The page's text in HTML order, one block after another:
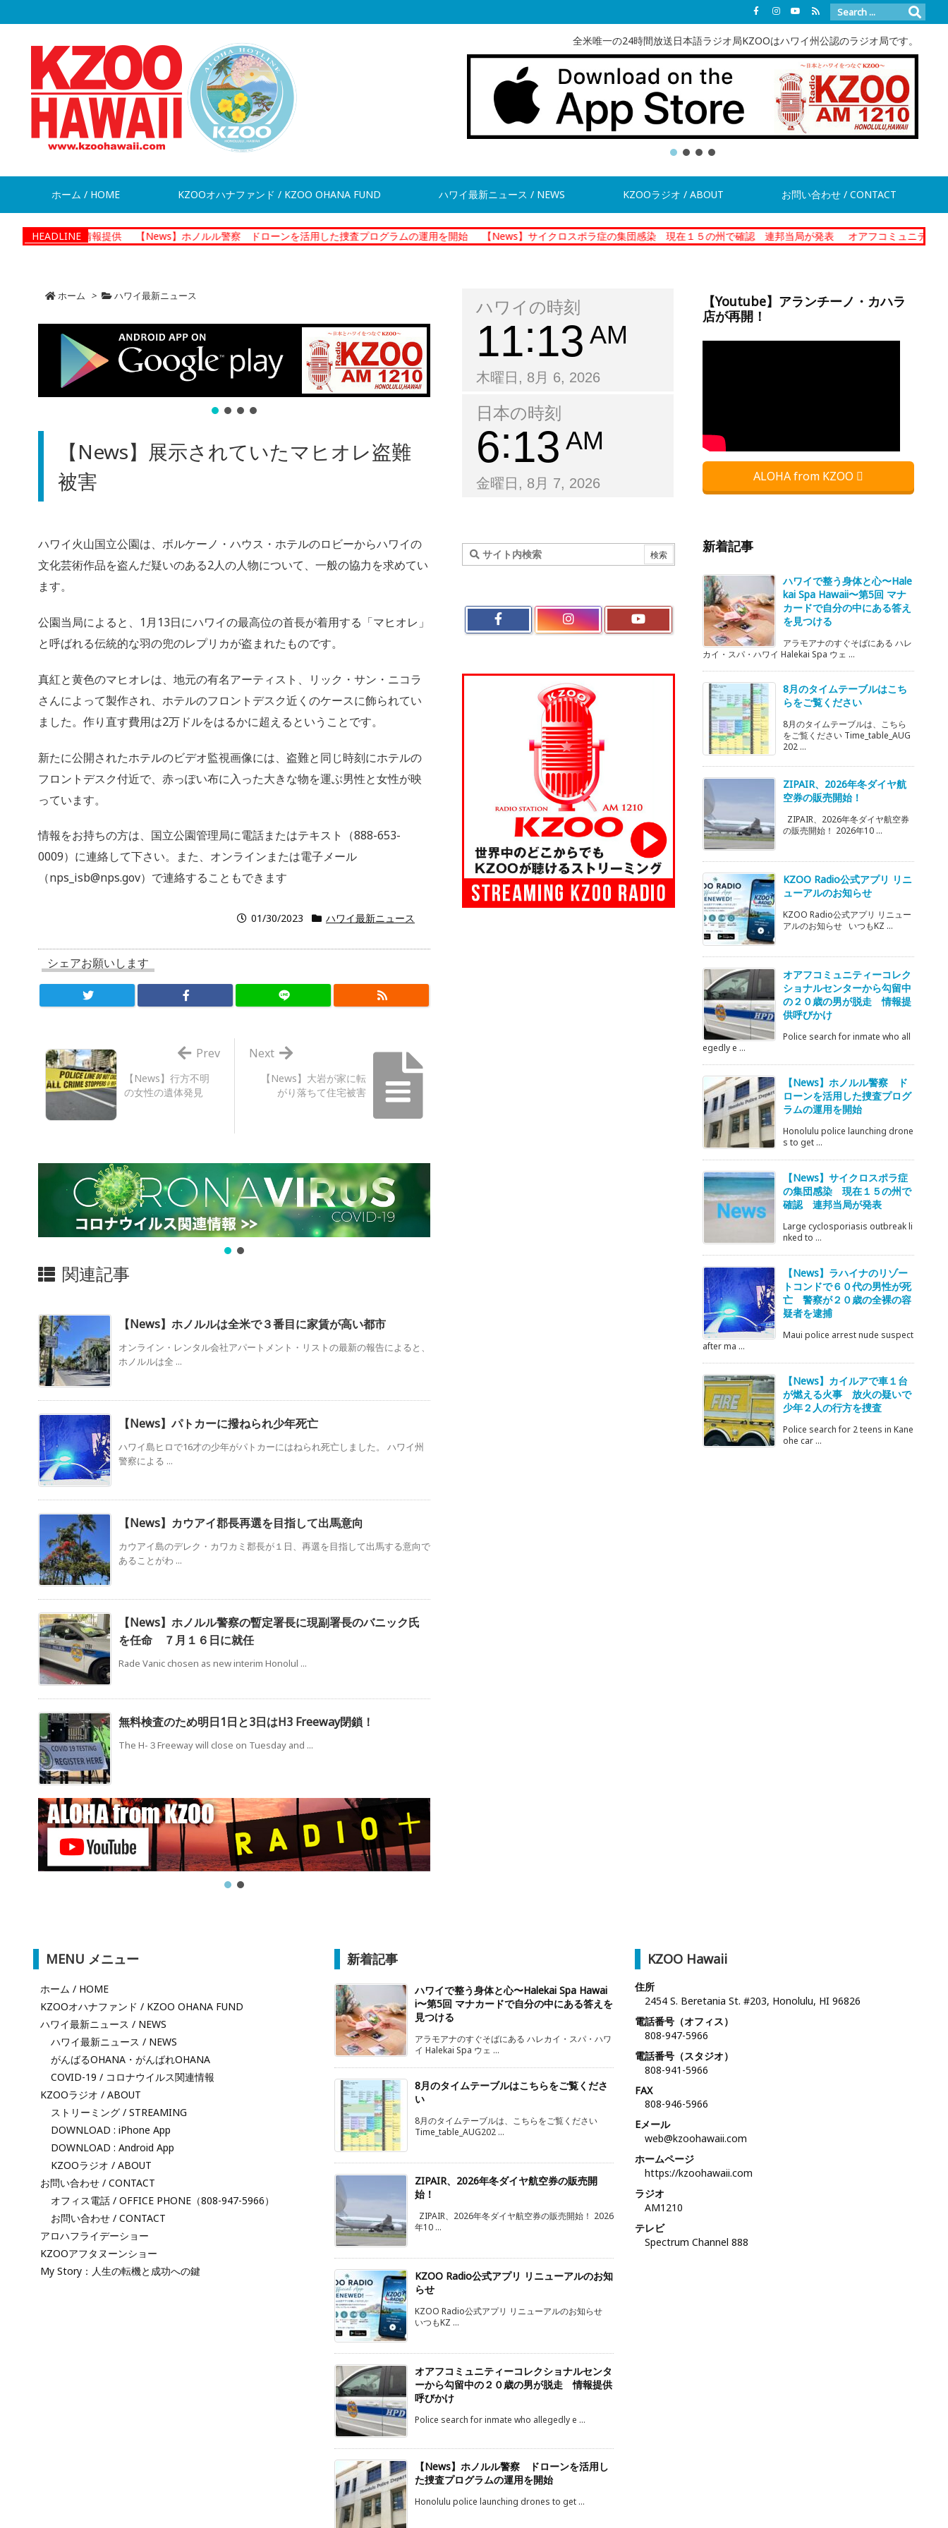
全米唯一の24時間放送日本語ラジオ局KZOOはハワイ州公認のラジオ局です。
ホーム / HOME KZOOオハナファンド / KZOO OHANA FUND ハワイ最新ニュース / NEWS KZOOラジオ / ABOUT お問い合わせ / CONTACT
HEADLINE
走 情報提供 【News】ホノルル警察 ドローンを活用した捜査プログラムの運用を開始 【News】サイクロスポラ症の集団感染 現在１５の州で確認 連邦当局が発表 オアフコミュニティーコレクショ
ホーム > ハワイ最新ニュース
【News】展示されていたマヒオレ盗難
被害
ハワイ火山国立公園は、ボルケーノ・ハウス・ホテルのロビーからハワイの
文化芸術作品を盗んだ疑いのある2人の人物について、一般の協力を求めてい
ます。
公園当局によると、1月13日にハワイの最高位の首長が着用する「マヒオレ」
と呼ばれる伝統的な羽の兜のレプリカが盗まれたものです。
真紅と黄色のマヒオレは、地元の有名アーティスト、リック・サン・ニコラ
さんによって製作され、ホテルのフロントデスク近くのケースに飾られてい
ました。作り直す費用は2万ドルをはるかに超えるということです。
新たに公開されたホテルのビデオ監視画像には、盗難と同じ時刻にホテルの
フロントデスク付近で、赤っぽい布に入った大きな物を運ぶ男性と女性が映
っています。
情報をお持ちの方は、国立公園管理局に電話またはテキスト（888-653-
0009）に連絡して下さい。また、オンラインまたは電子メール
（nps_isb@nps.gov）で連絡することもできます
01/30/2023 ハワイ最新ニュース
シェアお願いします
【News】大岩が家に転
がり落ちて住宅被害
Next
【News】行方不明
の女性の遺体発見
Prev
関連記事
【News】ホノルルは全米で３番目に家賃が高い都市
オンライン・レンタル会社アパートメント・リストの最新の報告によると、
ホノルルは全 ...
【News】パトカーに撥ねられ少年死亡
ハワイ島ヒロで16才の少年がパトカーにはねられ死亡しました。 ハワイ州
警察による ...
【News】カウアイ郡長再選を目指して出馬意向
カウアイ島のデレク・カワカミ郡長が１日、再選を目指して出馬する意向で
あることがわ ...
【News】ホノルル警察の暫定署長に現副署長のバニック氏
を任命 ７月１６日に就任
Rade Vanic chosen as new interim Honolul ...
無料検査のため明日1日と3日はH3 Freeway閉鎖！
The H-３Freeway will close on Tuesday and ...
ハワイの時刻
11 13 AM
木曜日, 8月 6, 2026
日本の時刻
6 13 AM
金曜日, 8月 7, 2026
【Youtube】アランチーノ・カハラ
店が再開！
ALOHA from KZOO
新着記事
ハワイで整う身体と心〜Hale
kai Spa Hawaii〜第5回 マナ
カードで自分の中にある答え
を見つける
アラモアナのすぐそばにある ハレ
カイ・スパ・ハワイ Halekai Spa ウェ ...
8月のタイムテーブルはこち
らをご覧ください
8月のタイムテーブルは、こちら
をご覧ください Time_table_AUG
202 ...
ZIPAIR、2026年冬ダイヤ航
空券の販売開始！
ZIPAIR、2026年冬ダイヤ航空券
の販売開始！ 2026年10 ...
KZOO Radio公式アプリ リニ
ューアルのお知らせ
KZOO Radio公式アプリ リニュー
アルのお知らせ いつもKZ ...
オアフコミュニティーコレク
ショナルセンターから勾留中
の２０歳の男が脱走 情報提
供呼びかけ
Police search for inmate who all
egedly e ...
【News】ホノルル警察 ド
ローンを活用した捜査プログ
ラムの運用を開始
Honolulu police launching drone
s to get ...
【News】サイクロスポラ症
の集団感染 現在１５の州で
確認 連邦当局が発表
Large cyclosporiasis outbreak li
nked to ...
【News】ラハイナのリゾー
トコンドで６０代の男性が死
亡 警察が２０歳の全裸の容
疑者を逮捕
Maui police arrest nude suspect
after ma ...
【News】カイルアで車１台
が燃える火事 放火の疑いで
少年２人の行方を捜査
Police search for 2 teens in Kane
ohe car ...
MENU メニュー
ホーム / HOME
KZOOオハナファンド / KZOO OHANA FUND
ハワイ最新ニュース / NEWS
ハワイ最新ニュース / NEWS
がんばるOHANA・がんばれOHANA
COVID-19 / コロナウイルス関連情報
KZOOラジオ / ABOUT
ストリーミング / STREAMING
DOWNLOAD : iPhone App
DOWNLOAD : Android App
KZOOラジオ / ABOUT
お問い合わせ / CONTACT
オフィス電話 / OFFICE PHONE（808-947-5966）
お問い合わせ / CONTACT
アロハフライデーショー
KZOOアフタヌーンショー
My Story：人生の転機と成功への鍵
新着記事
ハワイで整う身体と心〜Halekai Spa Hawai
i〜第5回 マナカードで自分の中にある答えを
見つける
アラモアナのすぐそばにある ハレカイ・スパ・ハワ
イ Halekai Spa ウェ ...
8月のタイムテーブルはこちらをご覧くださ
い
8月のタイムテーブルは、こちらをご覧ください
Time_table_AUG202 ...
ZIPAIR、2026年冬ダイヤ航空券の販売開
始！
ZIPAIR、2026年冬ダイヤ航空券の販売開始！ 2026
年10 ...
KZOO Radio公式アプリ リニューアルのお知
らせ
KZOO Radio公式アプリ リニューアルのお知らせ
いつもKZ ...
オアフコミュニティーコレクショナルセンタ
ーから勾留中の２０歳の男が脱走 情報提供
呼びかけ
Police search for inmate who allegedly e ...
【News】ホノルル警察 ドローンを活用し
た捜査プログラムの運用を開始
Honolulu police launching drones to get ...
KZOO Hawaii
住所
2454 S. Beretania St. #203, Honolulu, HI 96826
電話番号（オフィス）
808-947-5966
電話番号（スタジオ）
808-941-5966
FAX
808-946-5966
Eメール
web@kzoohawaii.com
ホームページ
https://kzoohawaii.com
ラジオ
AM1210
テレビ
Spectrum Channel 888